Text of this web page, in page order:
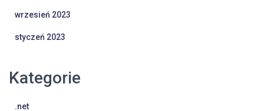
wrzesień 2023
styczeń 2023
Kategorie
.net